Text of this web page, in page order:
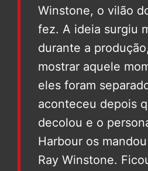
Winstone, o vilão
fez. A ideia surgiu
durante a
mostrar aquele
eles foram
aconteceu depois
decolou e o
Harbour os
Ray Winstone.